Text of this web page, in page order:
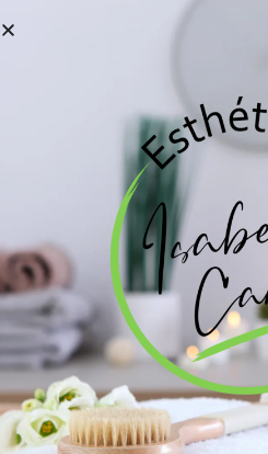
Prise de
Urgent ? Contactez-nous directement